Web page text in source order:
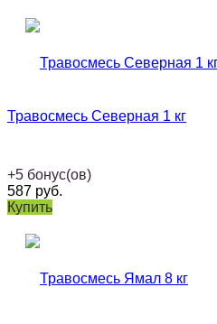
Травосмесь Северная 1 кг
+5 бонус(ов)
587 руб.
Купить